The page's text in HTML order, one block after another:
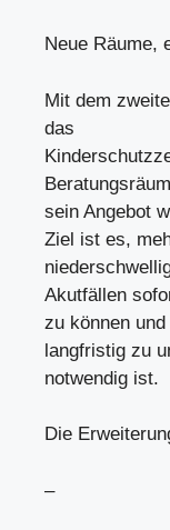
Neue Räume,
Mit dem
das
sein Angebot
Ziel ist es,
Akutfällen
zu können
langfristig zu
notwendig ist.
Die
–